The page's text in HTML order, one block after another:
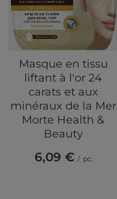
Masque en tissu
liftant à l'or 24
carats et aux
minéraux de la Mer
Morte Health &
Beauty
6,09 € / pc.